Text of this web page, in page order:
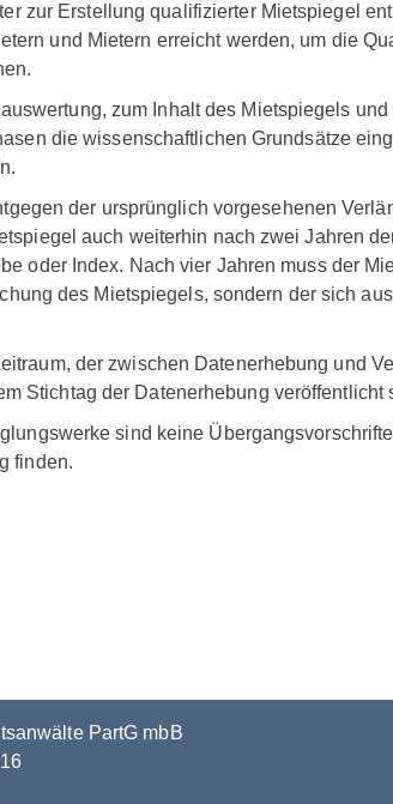
zur Erstellung qualifizierter Mietspiegel
und Mietern erreicht werden, um die
zum Inhalt des Mietspiegels
die wissenschaftlichen Grundsätze
der ursprünglich vorgesehenen
auch weiterhin nach zwei Jahren
oder Index. Nach vier Jahren muss der
des Mietspiegels, sondern der sich
der zwischen Datenerhebung und
Stichtag der Datenerhebung veröffentlicht
sind keine
finden.
PartG mbB